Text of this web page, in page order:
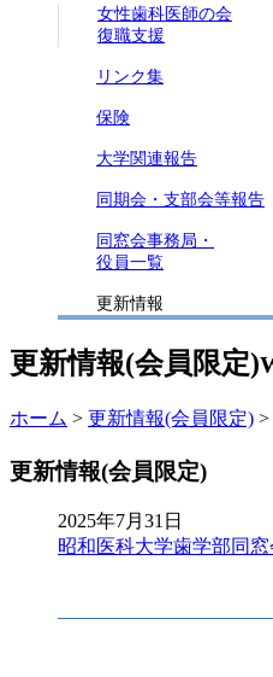
女性歯科医師の会
復職支援
リンク集
保険
大学関連報告
同期会・支部会等報告
同窓会事務局・
役員一覧
更新情報
更新情報(会員限定)
ホーム > 更新情報(会員限定) >
更新情報(会員限定)
2025年7月31日
昭和医科大学歯学部同